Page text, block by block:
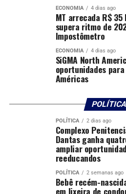
O encerramento contará com a
Junho Vermelho de doação
Vidas” e do Desafio de
iniciativas voltadas à
serviços prestados pelos
O evento será transmitido pela
podem ser
https://evento.tjmt.jus.br/
0aa7-0a58-d46b-08deb1355c09
Evento: III Semana Nacional dos
Data: 15 de junho de 2026
ECONOMIA 4 dias ago
MT arrecada R$
supera ritmo de
Impostômetro
ECONOMIA 4 dias ago
SiGMA North
oportunidades
Américas
POLÍTICA
POLÍTICA 2 dias ago
Complexo
Dantas ganha
ampliar
reeducandos
POLÍTICA 2 semanas ago
Bebê recém-
em lixeira de